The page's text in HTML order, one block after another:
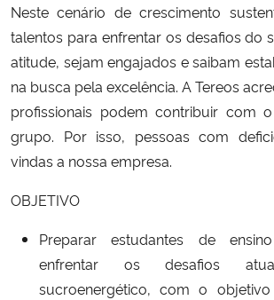
Planalto
Neste cenário de crescimento
talentos para enfrentar os desafios do
atitude, sejam engajados e saibam
na busca pela excelência. A Tereos
profissionais podem contribuir com
grupo. Por isso, pessoas com
vindas a nossa empresa.
OBJETIVO
Preparar estudantes de
enfrentar os desafios
sucroenergético, com o